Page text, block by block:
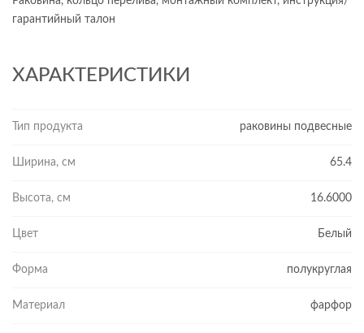
гарантийный талон
ХАРАКТЕРИСТИКИ
Тип продукта раковины подвесные
Ширина, см 65.4
Высота, см 16.6000
Цвет Белый
Форма полукруглая
Материал фарфор